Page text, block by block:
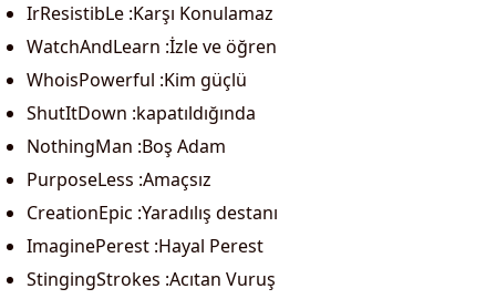
IrResistibLe :Karşı Konulamaz
WatchAndLearn :İzle ve öğren
WhoisPowerful :Kim güçlü
ShutItDown :kapatıldığında
NothingMan :Boş Adam
PurposeLess :Amaçsız
CreationEpic :Yaradılış destanı
ImaginePerest :Hayal Perest
StingingStrokes :Acıtan Vuruş